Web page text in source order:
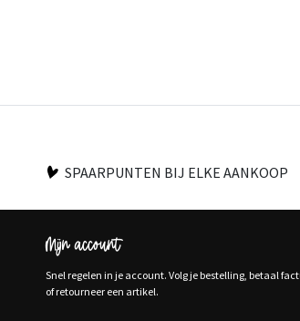
SPAARPUNTEN BIJ ELKE AANKOOP
Mijn account
Snel regelen in je account. Volg je bestelling, betaal
of retourneer een artikel.